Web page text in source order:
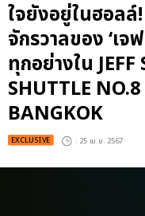
ใจยังอยู่ในฮอล
จักรวาลของ ‘เจ
ทุกอย่างใน JEFF
SHUTTLE
BANGKOK
EXCLUSIVE : 25 เม.ย. 2567